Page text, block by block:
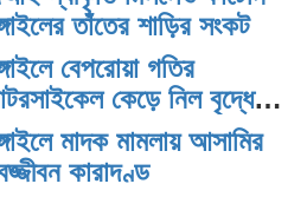
তাঁতের শাড়ির সংকট
বেপরোয়া গতির
কেড়ে নিল বৃদ্ধের
মাদক মামলায় আসামির
কারাদণ্ড